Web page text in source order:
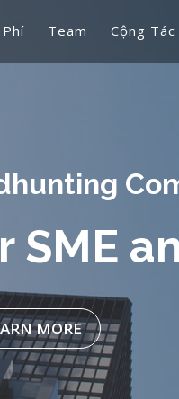
Team Cộng Tác
MORE